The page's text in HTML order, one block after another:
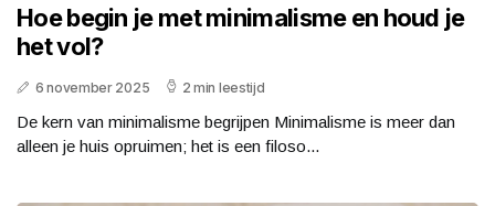
Hoe begin je met minimalisme en houd je
het vol?
6 november 2025 2 min leestijd
De kern van minimalisme begrijpen Minimalisme is meer dan
alleen je huis opruimen; het is een filoso...